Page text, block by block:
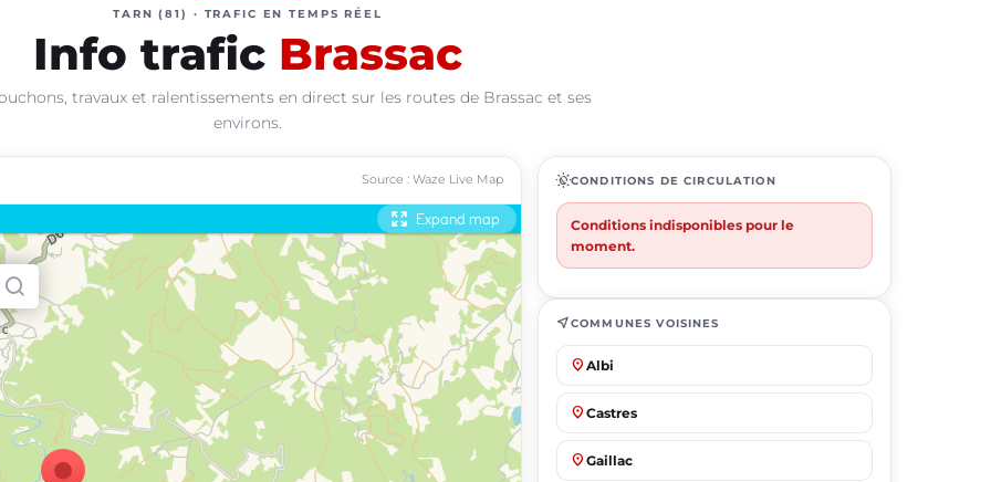
TARN (81) · TRAFIC EN TEMPS RÉEL
Info trafic Brassac
travaux et ralentissements en direct sur les routes de Brassac et ses
environs.
Source : Waze Live Map routineCONDITIONS DE CIRCULATION
Conditions indisponibles pour le
moment.
near_meCOMMUNES VOISINES
place Albi
place Castres
place Gaillac